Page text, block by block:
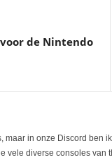
de Nintendo
maar in onze Discord
vele diverse consoles van